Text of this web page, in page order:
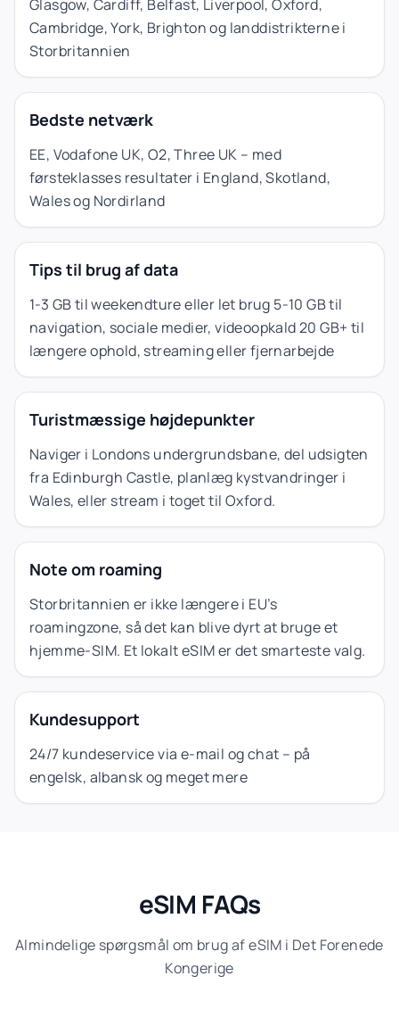
Glasgow, Cardiff, Belfast, Liverpool, Oxford,
Cambridge, York, Brighton og landdistrikterne i
Storbritannien
Bedste netværk
EE, Vodafone UK, O2, Three UK – med
førsteklasses resultater i England, Skotland,
Wales og Nordirland
Tips til brug af data
1-3 GB til weekendture eller let brug 5-10 GB til
navigation, sociale medier, videoopkald 20 GB+ til
længere ophold, streaming eller fjernarbejde
Turistmæssige højdepunkter
Naviger i Londons undergrundsbane, del udsigten
fra Edinburgh Castle, planlæg kystvandringer i
Wales, eller stream i toget til Oxford.
Note om roaming
Storbritannien er ikke længere i EU’s
roamingzone, så det kan blive dyrt at bruge et
hjemme-SIM. Et lokalt eSIM er det smarteste valg.
Kundesupport
24/7 kundeservice via e-mail og chat – på
engelsk, albansk og meget mere
eSIM FAQs
Almindelige spørgsmål om brug af eSIM i Det Forenede
Kongerige